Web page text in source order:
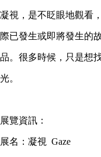
凝視，是不眨眼地觀看
際已發生或即將發生的
品。很多時候，只是想
光。
展覽資訊：
展名：凝視 Gaze